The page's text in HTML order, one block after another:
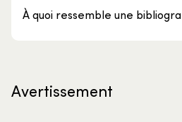
À quoi ressemble une
Avertissement